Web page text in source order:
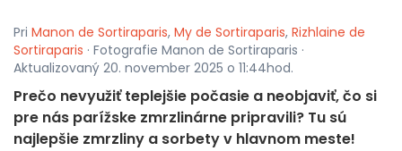
Pri Manon de Sortiraparis, My de Sortiraparis, Rizhlaine de
Sortiraparis · Fotografie Manon de Sortiraparis ·
Aktualizovaný 20. november 2025 o 11:44hod.
Prečo nevyužiť teplejšie počasie a neobjaviť, čo si
pre nás parížske zmrzlinárne pripravili? Tu sú
najlepšie zmrzliny a sorbety v hlavnom meste!